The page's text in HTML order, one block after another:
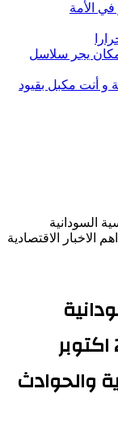
في الأمة
مكان يجر سلاسل
و أنت مكبل بقيود
السودانية
اليوم الاثنين 20 اكتوبر 2025م و اهم الاخبار الاقتصادية
الصادرة بتاريخ اليوم الاثنين 20 اكتوبر
والحوادث